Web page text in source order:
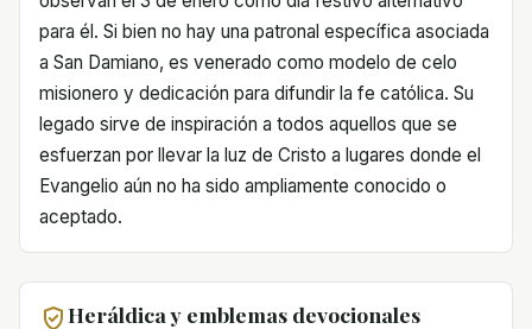
para él. Si bien no hay una patronal específica asociada
a San Damiano, es venerado como modelo de celo
misionero y dedicación para difundir la fe católica. Su
legado sirve de inspiración a todos aquellos que se
esfuerzan por llevar la luz de Cristo a lugares donde el
Evangelio aún no ha sido ampliamente conocido o
aceptado.
Heráldica y emblemas devocionales